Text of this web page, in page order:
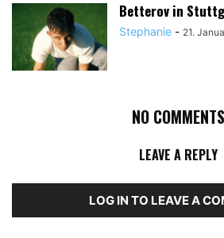
Betterov in
Stephanie - 21.
NO COMMENTS
LEAVE A REPLY
LOG IN TO LEAVE A